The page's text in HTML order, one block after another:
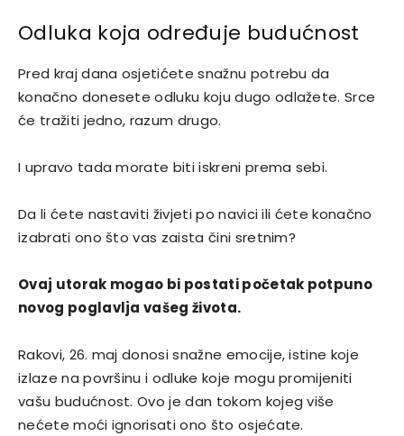
Odluka koja određuje budućnost
Pred kraj dana osjetićete snažnu potrebu da
konačno donesete odluku koju dugo odlažete. Srce
će tražiti jedno, razum drugo.
I upravo tada morate biti iskreni prema sebi.
Da li ćete nastaviti živjeti po navici ili ćete konačno
izabrati ono što vas zaista čini sretnim?
Ovaj utorak mogao bi postati početak potpuno
novog poglavlja vašeg života.
Rakovi, 26. maj donosi snažne emocije, istine koje
izlaze na površinu i odluke koje mogu promijeniti
vašu budućnost. Ovo je dan tokom kojeg više
nećete moći ignorisati ono što osjećate.